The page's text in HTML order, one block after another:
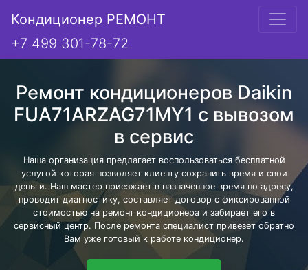
Кондиционер РЕМОНТ
+7 499 301-78-72
Ремонт кондиционеров Daikin
FUA71ARZAG71MY1 с вывозом
в сервис
Наша организация предлагает воспользоваться бесплатной
услугой которая позволяет клиенту сохранить время и свои
деньги. Наш мастер приезжает в назначенное время по адресу,
проводит диагностику, составляет договор с фиксированной
стоимостью на ремонт кондиционера и забирает его в
сервисный центр. После ремонта специалист привезет обратно
Вам уже готовый к работе кондиционер.